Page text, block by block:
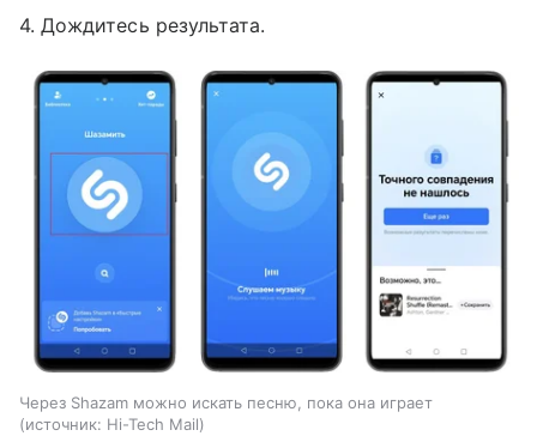
4. Дождитесь результата.
Через Shazam можно искать песню, пока она играет
источник: Hi-Tech Mail